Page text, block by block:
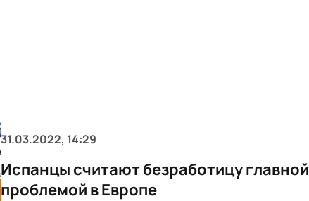
31.03.2022, 14:29
Испанцы считают безработицу главной
проблемой в Европе